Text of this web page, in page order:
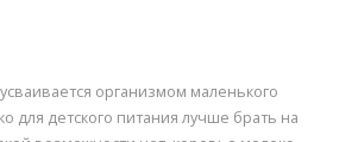
организмом маленького
для детского питания лучше брать на